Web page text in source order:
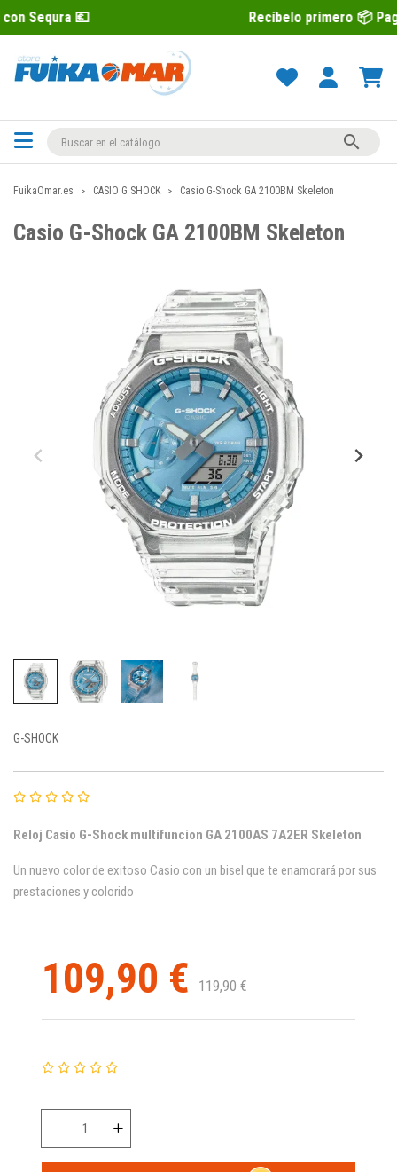
Recíbelo primero 📦 Paga después

FuikaOmar.es CASIO G SHOCK Casio G-Shock GA 2100BM Skeleton
Casio G-Shock GA 2100BM Skeleton
G-SHOCK
Reloj Casio G-Shock multifuncion GA 2100AS 7A2ER Skeleton
Un nuevo color de exitoso Casio con un bisel que te enamorará por sus
prestaciones y colorido
109,90 € 119,90 €